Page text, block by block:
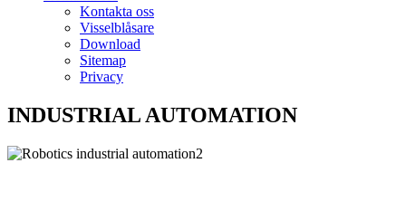
Kontakta oss
Visselblåsare
Download
Sitemap
Privacy
INDUSTRIAL AUTOMATION